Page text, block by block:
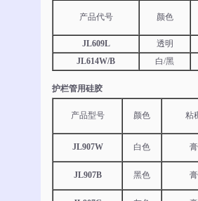
产品代号 颜色
JL609L
透明
JL614W/B
白/黑
护栏管用硅胶
产品型号 颜色 粘
JL907W 白色
JL907B 黑色